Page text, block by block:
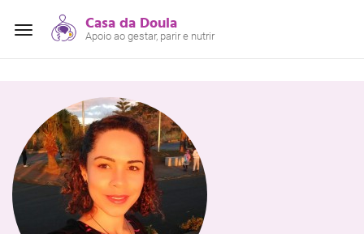
Alterar
Casa da Doula
Apoio ao gestar, parir e nutrir